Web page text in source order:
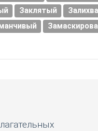
Заклятый